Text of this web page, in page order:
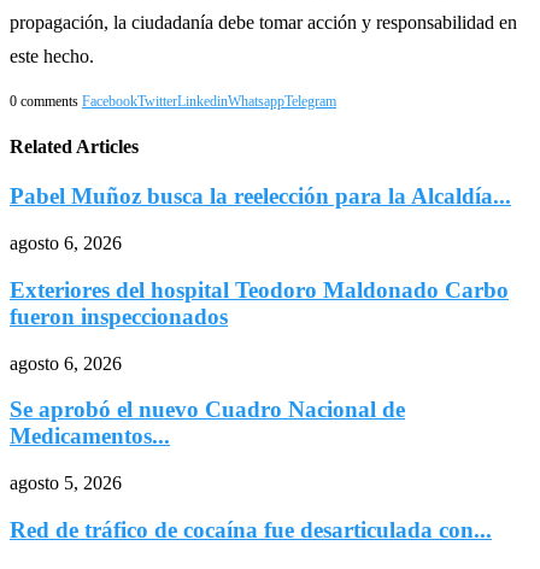
propagación, la ciudadanía debe tomar acción y responsabilidad en
este hecho.
0 comments FacebookTwitterLinkedinWhatsappTelegram
Related Articles
Pabel Muñoz busca la reelección para la Alcaldía...
agosto 6, 2026
Exteriores del hospital Teodoro Maldonado Carbo
fueron inspeccionados
agosto 6, 2026
Se aprobó el nuevo Cuadro Nacional de
Medicamentos...
agosto 5, 2026
Red de tráfico de cocaína fue desarticulada con...